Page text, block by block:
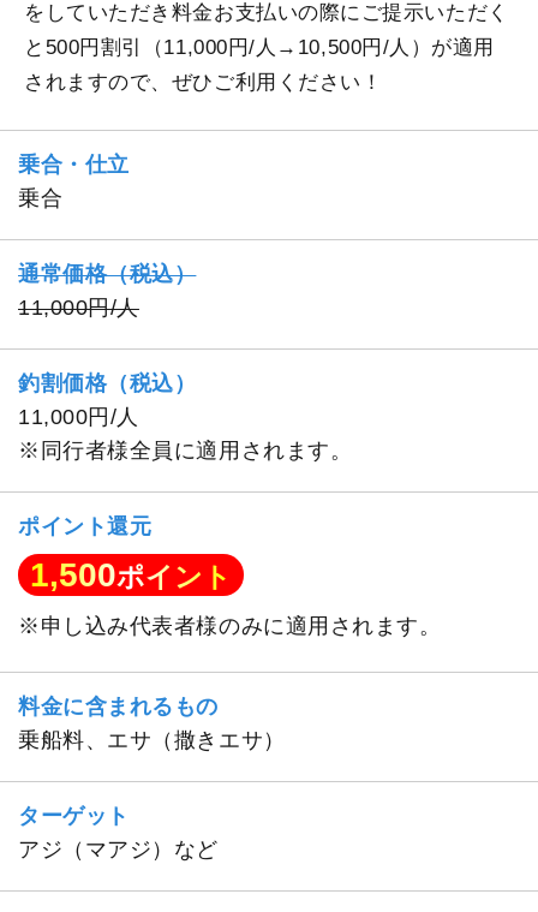
をしていただき料金お支払いの際にご提示いただく
と500円割引（11,000円/人→10,500円/人）が適用
されますので、ぜひご利用ください！
乗合・仕立
乗合
通常価格（税込）
11,000円/人
釣割価格（税込）
11,000円/人
※同行者様全員に適用されます。
ポイント還元
1,500ポイント
※申し込み代表者様のみに適用されます。
料金に含まれるもの
乗船料、エサ（撒きエサ）
ターゲット
アジ（マアジ）など